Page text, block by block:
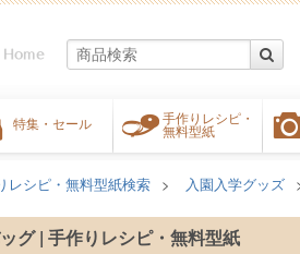
特集・セール
手作りレシピ・
無料型紙
レシピ・無料型紙検索 入園入学グッズ
グ | 手作りレシピ・無料型紙